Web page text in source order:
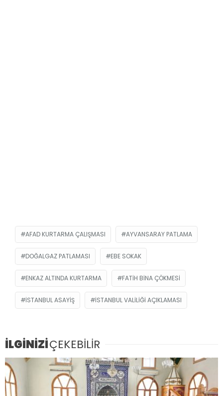
AFAD KURTARMA ÇALIŞMASI AYVANSARAY PATLAMA
DOĞALGAZ PATLAMASI EBE SOKAK
ENKAZ ALTINDA KURTARMA FATIH BINA ÇÖKMESI
İSTANBUL ASAYIŞ İSTANBUL VALILIĞI AÇIKLAMASI
İLGİNİZİÇEKEBİLİR